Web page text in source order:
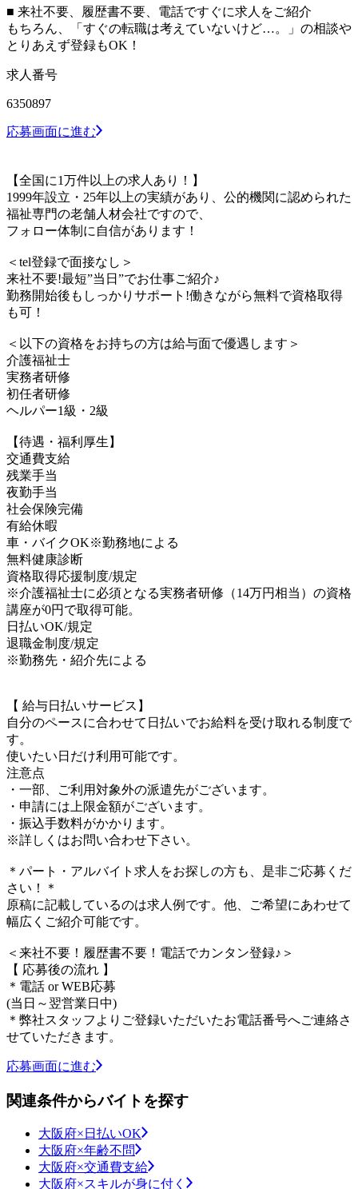
■ 来社不要、履歴書不要、電話ですぐに求人をご紹介
もちろん、「すぐの転職は考えていないけど…。」の相談や
とりあえず登録もOK！
求人番号
6350897
応募画面に進む
【全国に1万件以上の求人あり！】
1999年設立・25年以上の実績があり、公的機関に認められた
福祉専門の老舗人材会社ですので、
フォロー体制に自信があります！
＜tel登録で面接なし＞
来社不要!最短”当日”でお仕事ご紹介♪
勤務開始後もしっかりサポート!働きながら無料で資格取得
も可！
＜以下の資格をお持ちの方は給与面で優遇します＞
介護福祉士
実務者研修
初任者研修
ヘルパー1級・2級
【待遇・福利厚生】
交通費支給
残業手当
夜勤手当
社会保険完備
有給休暇
車・バイクOK※勤務地による
無料健康診断
資格取得応援制度/規定
※介護福祉士に必須となる実務者研修（14万円相当）の資格
講座が0円で取得可能。
日払いOK/規定
退職金制度/規定
※勤務先・紹介先による
【 給与日払いサービス】
自分のペースに合わせて日払いでお給料を受け取れる制度で
す。
使いたい日だけ利用可能です。
注意点
・一部、ご利用対象外の派遣先がございます。
・申請には上限金額がございます。
・振込手数料がかかります。
※詳しくはお問い合わせ下さい。
＊パート・アルバイト求人をお探しの方も、是非ご応募くだ
さい！＊
原稿に記載しているのは求人例です。他、ご希望にあわせて
幅広くご紹介可能です。
＜来社不要！履歴書不要！電話でカンタン登録♪＞
【 応募後の流れ 】
＊電話 or WEB応募
(当日～翌営業日中)
＊弊社スタッフよりご登録いただいたお電話番号へご連絡さ
せていただきます。
応募画面に進む
関連条件からバイトを探す
大阪府×日払いOK
大阪府×年齢不問
大阪府×交通費支給
大阪府×スキルが身に付く